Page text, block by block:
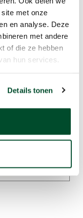
met onze
en analyse. Deze
met andere
of die ze hebben
hun services.
Details tonen